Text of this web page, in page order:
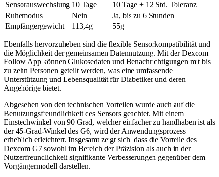
Sensorauswechslung 10 Tage
10 Tage + 12 Std. Toleranz
Ruhemodus
Nein
Ja, bis zu 6 Stunden
Empfängergewicht
113,4g 55g
Ebenfalls hervorzuheben sind die flexible Sensorkompatibilität und
die Möglichkeit der gemeinsamen Datennutzung. Mit der Dexcom
Follow App können Glukosedaten und Benachrichtigungen mit bis
zu zehn Personen geteilt werden, was eine umfassende
Unterstützung und Lebensqualität für Diabetiker und deren
Angehörige bietet.
Abgesehen von den technischen Vorteilen wurde auch auf die
Benutzungsfreundlichkeit des Sensors geachtet. Mit einem
Einstechwinkel von 90 Grad, welcher einfacher zu handhaben ist als
der 45-Grad-Winkel des G6, wird der Anwendungsprozess
erheblich erleichtert. Insgesamt zeigt sich, dass die Vorteile des
Dexcom G7 sowohl im Bereich der Präzision als auch in der
Nutzerfreundlichkeit signifikante Verbesserungen gegenüber dem
Vorgängermodell darstellen.